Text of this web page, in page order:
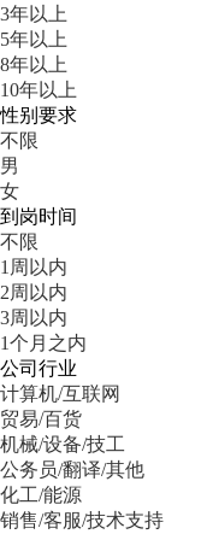
3年以上
5年以上
8年以上
10年以上
性别要求
不限
男
女
到岗时间
不限
1周以内
2周以内
3周以内
1个月之内
公司行业
计算机/互联网
贸易/百货
机械/设备/技工
公务员/翻译/其他
化工/能源
销售/客服/技术支持